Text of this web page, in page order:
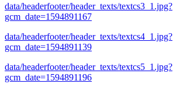
data/headerfooter/header_texts/textcs3_1.jpg?
gcm_date=1594891167
data/headerfooter/header_texts/textcs4_1.jpg?
gcm_date=1594891139
data/headerfooter/header_texts/textcs5_1.jpg?
gcm_date=1594891196